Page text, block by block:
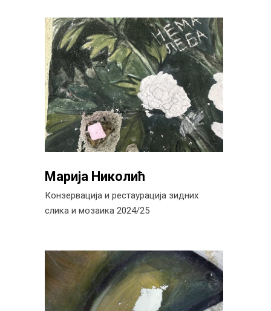
Марија Николић
Конзервација и рестаурација зидних
слика и мозаика 2024/25